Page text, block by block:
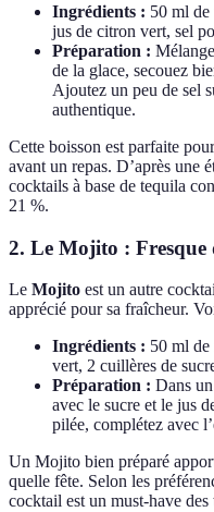
Ingrédients : 50 ml
jus de citron vert, sel
Préparation :
de la glace, secouez
Ajoutez un peu de sel
authentique.
Cette boisson est parfaite
avant un repas. D’après une
cocktails à base de tequila
21 %.
2. Le Mojito : Fresque
Le Mojito est un autre
apprécié pour sa fraîcheur.
Ingrédients : 50 ml
vert, 2 cuillères de
Préparation : Dans
avec le sucre et le jus
pilée, complétez avec
Un Mojito bien préparé
quelle fête. Selon les
cocktail est un must-have des